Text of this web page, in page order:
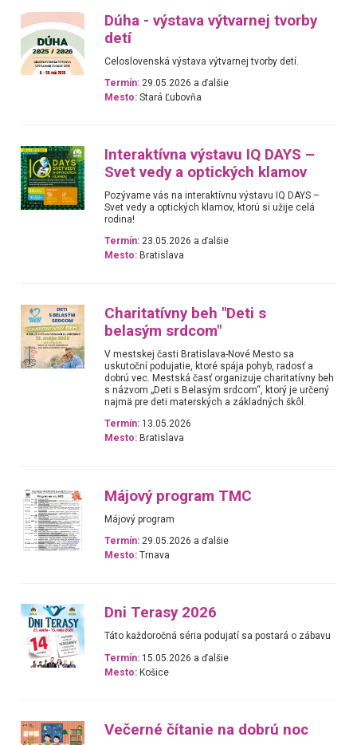
Dúha - výstava výtvarnej tvorby
detí
Celoslovenská výstava výtvarnej tvorby detí.
Termín: 29.05.2026 a ďalšie
Mesto: Stará Ľubovňa
Interaktívna výstavu IQ DAYS –
Svet vedy a optických klamov
Pozývame vás na interaktívnu výstavu IQ DAYS –
Svet vedy a optických klamov, ktorú si užije celá
rodina!
Termín: 23.05.2026 a ďalšie
Mesto: Bratislava
Charitatívny beh "Deti s
belasým srdcom"
V mestskej časti Bratislava-Nové Mesto sa
uskutoční podujatie, ktoré spája pohyb, radosť a
dobrú vec. Mestská časť organizuje charitatívny beh
s názvom „Deti s Belasým srdcom“, ktorý je určený
najmä pre deti materských a základných škôl.
Termín: 13.05.2026
Mesto: Bratislava
Májový program TMC
Májový program
Termín: 29.05.2026 a ďalšie
Mesto: Trnava
Dni Terasy 2026
Táto každoročná séria podujatí sa postará o zábavu
Termín: 15.05.2026 a ďalšie
Mesto: Košice
Večerné čítanie na dobrú noc